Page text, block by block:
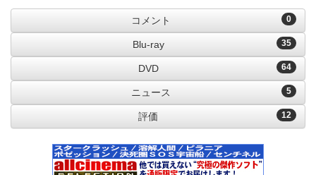
0
コメント
35
Blu-ray
64
DVD
5
ニュース
12
評価